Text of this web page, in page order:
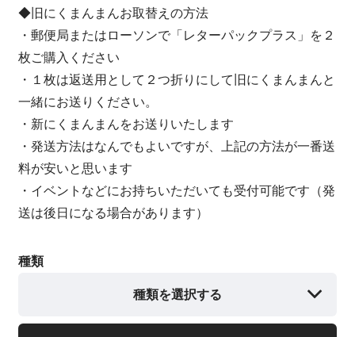
◆旧にくまんまんお取替えの方法
・郵便局またはローソンで「レターパックプラス」を２
枚ご購入ください
・１枚は返送用として２つ折りにして旧にくまんまんと
一緒にお送りください。
・新にくまんまんをお送りいたします
・発送方法はなんでもよいですが、上記の方法が一番送
料が安いと思います
・イベントなどにお持ちいただいても受付可能です（発
送は後日になる場合があります）
種類
種類を選択する